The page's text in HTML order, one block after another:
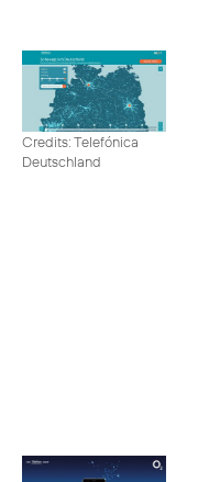
Credits: Telefónica
Deutschland